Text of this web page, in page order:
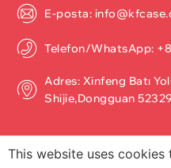
E-posta:
Telefon/WhatsApp:
Adres: Xinfeng Batı
Shijie,Dongguan
This website uses